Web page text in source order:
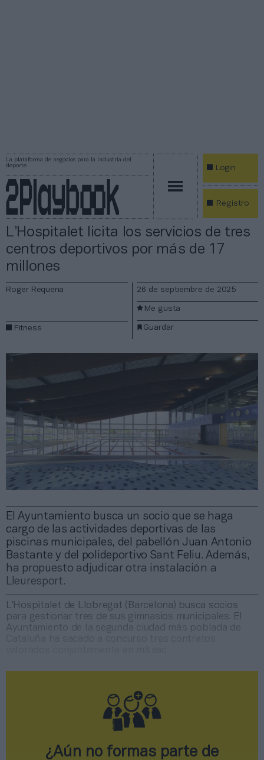
La plataforma de negocios para la industria del
deporte
Login
Registro
L’Hospitalet licita los servicios de tres
centros deportivos por más de 17
millones
El Ayuntamiento busca un socio que se haga
cargo de las actividades deportivas de las
piscinas municipales, del pabellón Juan Antonio
Bastante y del polideportivo Sant Feliu. Además,
ha propuesto adjudicar otra instalación a
Lleuresport.
Roger Requena
Fitness
26 de septiembre de 2025
Guardar
Me gusta
L’Hospitalet de Llobregat (Barcelona) busca socios
para gestionar tres de sus gimnasios municipales. El
Ayuntamiento de la segunda ciudad más poblada de
¿Aún no formas parte de